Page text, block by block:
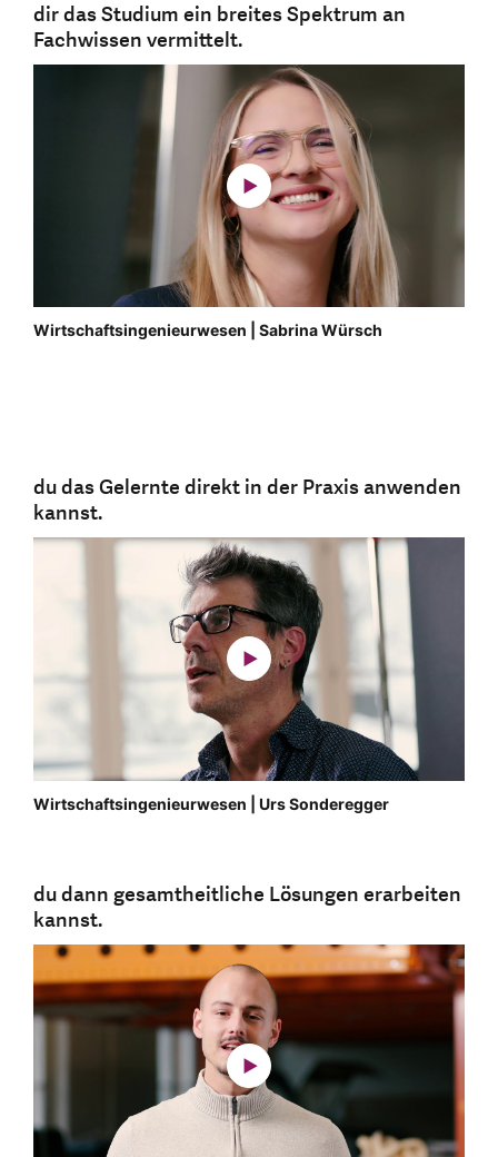
dir das Studium ein breites Spektrum an
Fachwissen vermittelt.
Wirtschaftsingenieurwesen | Sabrina Würsch
du das Gelernte direkt in der Praxis anwenden
kannst.
Wirtschaftsingenieurwesen | Urs Sonderegger
du dann gesamtheitliche Lösungen erarbeiten
kannst.